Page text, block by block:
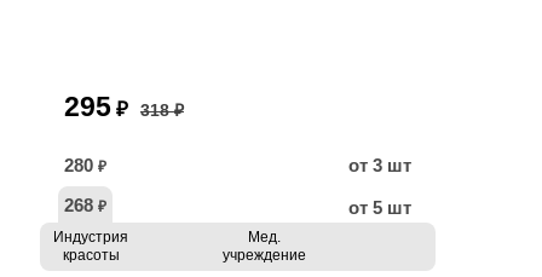
295 ₽ 318 ₽
280 ₽
от 3 шт
268 ₽ от 5 шт
Индустрия
красоты
Мед.
учреждение